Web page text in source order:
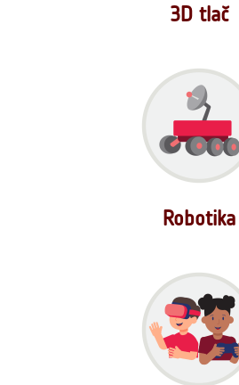
3D tlač
Robotika